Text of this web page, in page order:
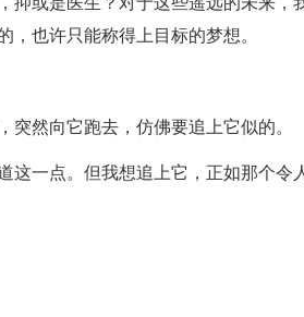
也许只能称得上目标的梦想。
然向它跑去，仿佛要追上它似的。
这一点。但我想追上它，正如那个令